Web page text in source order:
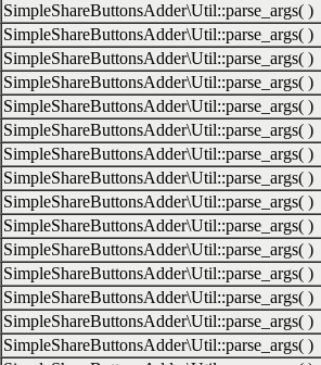
SimpleShareButtonsAdder\Util::parse_args( )
SimpleShareButtonsAdder\Util::parse_args( )
SimpleShareButtonsAdder\Util::parse_args( )
SimpleShareButtonsAdder\Util::parse_args( )
SimpleShareButtonsAdder\Util::parse_args( )
SimpleShareButtonsAdder\Util::parse_args( )
SimpleShareButtonsAdder\Util::parse_args( )
SimpleShareButtonsAdder\Util::parse_args( )
SimpleShareButtonsAdder\Util::parse_args( )
SimpleShareButtonsAdder\Util::parse_args( )
SimpleShareButtonsAdder\Util::parse_args( )
SimpleShareButtonsAdder\Util::parse_args( )
SimpleShareButtonsAdder\Util::parse_args( )
SimpleShareButtonsAdder\Util::parse_args( )
SimpleShareButtonsAdder\Util::parse_args( )